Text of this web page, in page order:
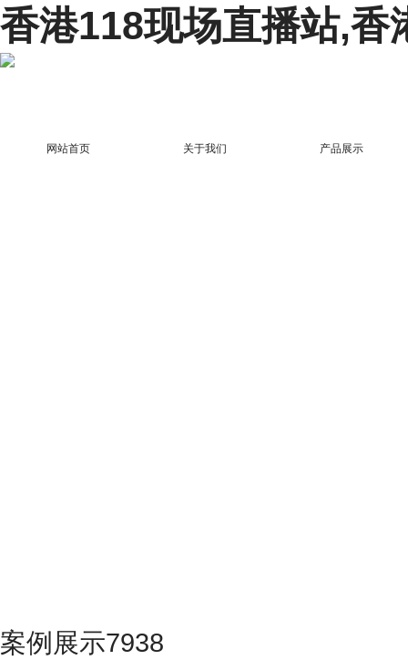
香港118现场直播站,香
网站首页 关于我们 产品展示
案例展示7938